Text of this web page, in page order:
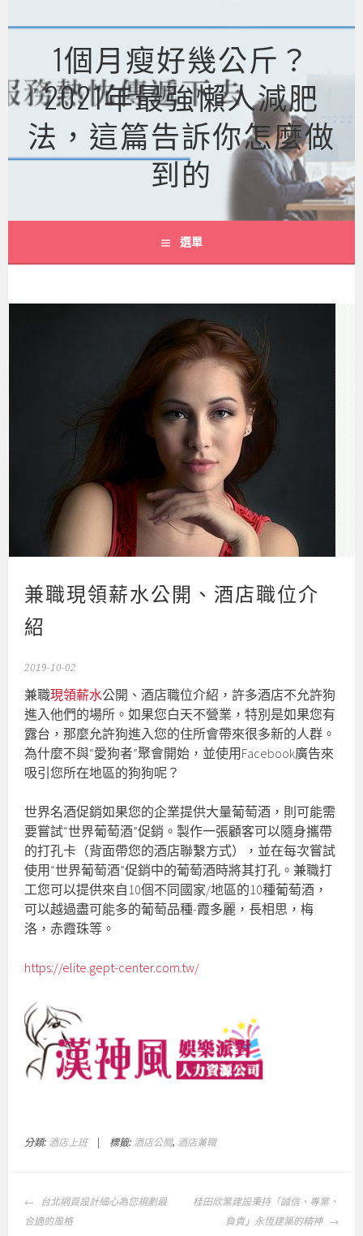
至
內
容
1個月瘦好幾公斤？
2021年最強懶人減肥
法，這篇告訴你怎麼做
到的
選單
兼職現領薪水公開、酒店職位介
紹
2019-10-02
兼職現領薪水公開、酒店職位介紹，許多酒店不允許狗
進入他們的場所。如果您白天不營業，特別是如果您有
露台，那麼允許狗進入您的住所會帶來很多新的人群。
為什麼不與“愛狗者”聚會開始，並使用Facebook廣告來
吸引您所在地區的狗狗呢？
世界名酒促銷如果您的企業提供大量葡萄酒，則可能需
要嘗試“世界葡萄酒”促銷。製作一張顧客可以隨身攜帶
的打孔卡（背面帶您的酒店聯繫方式），並在每次嘗試
使用“世界葡萄酒”促銷中的葡萄酒時將其打孔。兼職打
工您可以提供來自10個不同國家/地區的10種葡萄酒，
可以越過盡可能多的葡萄品種-霞多麗，長相思，梅
洛，赤霞珠等。
https://elite.gept-center.com.tw/
分類: 酒店上班 標籤: 酒店公關, 酒店兼職
文
章
台北網頁設計細心為您規劃最
合適的風格
桂田欣業建設秉持「誠信、專業、
負責」永恆建築的精神